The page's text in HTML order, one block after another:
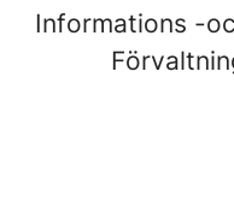
Informations -